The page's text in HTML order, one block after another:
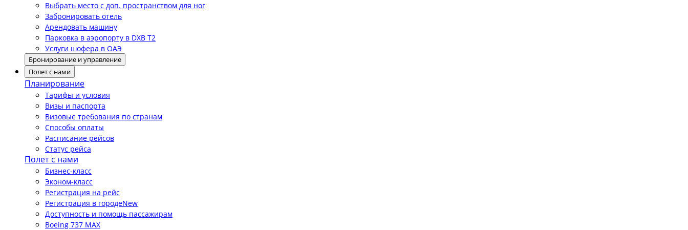
Выбрать место с доп. пространством для ног
Забронировать отель
Арендовать машину
Парковка в аэропорту в DXB T2
Услуги шофера в ОАЭ
Бронирование и управление
Полет с нами
Планирование
Тарифы и условия
Визы и паспорта
Визовые требования по странам
Способы оплаты
Расписание рейсов
Статус рейса
Полет с нами
Бизнес-класс
Эконом-класс
Регистрация на рейс
Регистрация в городеNew
Доступность и помощь пассажирам
Boeing 737 MAX